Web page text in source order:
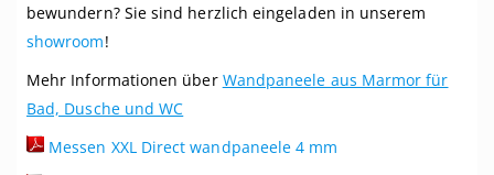
bewundern? Sie sind herzlich eingeladen in unserem
showroom!
Mehr Informationen über Wandpaneele aus Marmor für
Bad, Dusche und WC
Messen XXL Direct wandpaneele 4 mm